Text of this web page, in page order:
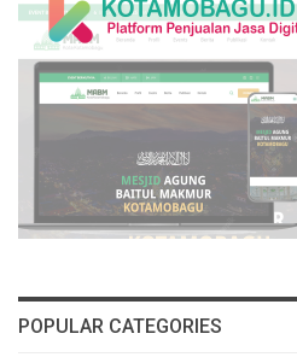
POPULAR CATEGORIES